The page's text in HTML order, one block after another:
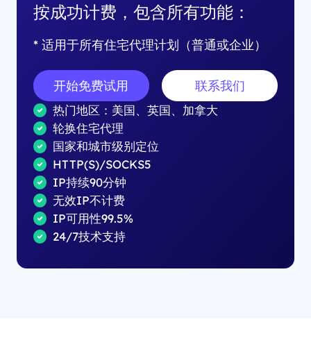
按成功计费，包含所有功能：
* 适用于所有住宅代理计划（普通或企业）
开始免费试用 联系我们
热门地区：美国、英国、加拿大
轮换住宅代理
国家和城市级别定位
HTTP(S)/SOCKS5
IP持续90分钟
无效IP不计费
IP可用性99.5%
24/7技术支持